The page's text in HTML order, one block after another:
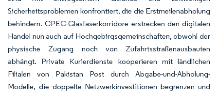
Sicherheitsproblemen konfrontiert, die die Erstmeilenabholung
behindern. CPEC-Glasfaserkorridore erstrecken den digitalen
Handel nun auch auf Hochgebirgsgemeinschaften, obwohl der
physische Zugang noch von Zufahrtsstraßenausbauten
abhängt. Private Kurierdienste kooperieren mit ländlichen
Filialen von Pakistan Post durch Abgabe-und-Abholung-
Modelle, die doppelte Netzwerkinvestitionen begrenzen und